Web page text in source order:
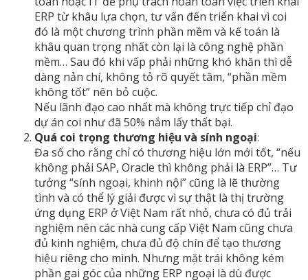
ERP từ khâu lựa chọn, tư vấn đến triển khai vì coi
đó là một chương trình phần mềm và kế toán là
khâu quan trọng nhất còn lại là công nghệ phần
mềm… Sau đó khi vấp phải những khó khăn thì dễ
dàng nản chí, không tỏ rõ quyết tâm, “phần mềm
không tốt” nên bỏ cuộc.
Nếu lãnh đạo cao nhất mà không trực tiếp chỉ đạo
dự án coi như đã 50% nắm lấy thất bại.
Quá coi trọng thương hiệu và sính ngoại:
Đa số cho rằng chỉ có thương hiệu lớn mới tốt, “nếu
không phải SAP, Oracle thì không phải là ERP”… Tư
tưởng “sính ngoại, khinh nội” cũng là lẽ thường
tình và có thể lý giải được vì sự thật là thị trường
ứng dụng ERP ở Việt Nam rất nhỏ, chưa có đủ trải
nghiệm nên các nhà cung cấp Việt Nam cũng chưa
đủ kinh nghiệm, chưa đủ độ chín để tạo thương
hiệu riêng cho mình. Nhưng mặt trái không kém
phần gai góc của những ERP ngoại là dù được